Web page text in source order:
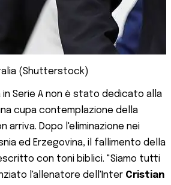
(Shutterstock)
in Serie A non è stato dedicato alla
cupa contemplazione della
arriva. Dopo l'eliminazione nei
ed Erzegovina, il fallimento della
con toni biblici. "Siamo tutti
l'allenatore dell'Inter Cristian